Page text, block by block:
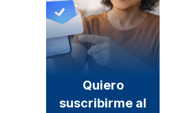
Quiero
suscribirme al